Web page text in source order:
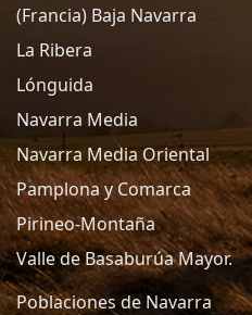
(Francia) Baja Navarra
La Ribera
Lónguida
Navarra Media
Navarra Media Oriental
Pamplona y Comarca
Pirineo-Montaña
Valle de Basaburúa Mayor.
Poblaciones de Navarra